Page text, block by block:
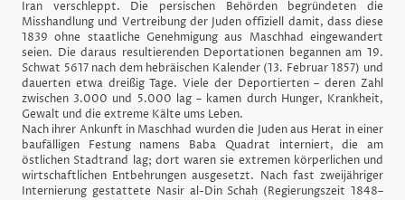
Iran verschleppt. Die persischen Behörden begründeten die
Misshandlung und Vertreibung der Juden offiziell damit, dass diese
1839 ohne staatliche Genehmigung aus Maschhad eingewandert
seien. Die daraus resultierenden Deportationen begannen am 19.
Schwat 5617 nach dem hebräischen Kalender (13. Februar 1857) und
dauerten etwa dreißig Tage. Viele der Deportierten – deren Zahl
zwischen 3.000 und 5.000 lag – kamen durch Hunger, Krankheit,
Gewalt und die extreme Kälte ums Leben.
Nach ihrer Ankunft in Maschhad wurden die Juden aus Herat in einer
baufälligen Festung namens Baba Quadrat interniert, die am
östlichen Stadtrand lag; dort waren sie extremen körperlichen und
wirtschaftlichen Entbehrungen ausgesetzt. Nach fast zweijähriger
Internierung gestattete Nasir al-Din Schah (Regierungszeit 1848–